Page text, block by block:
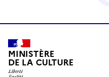
MINISTÈRE
DE LA CULTURE